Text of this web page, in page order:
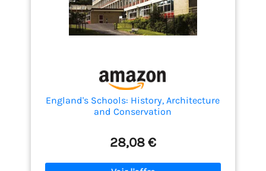
England's Schools: History, Architecture
and Conservation
28,08 €